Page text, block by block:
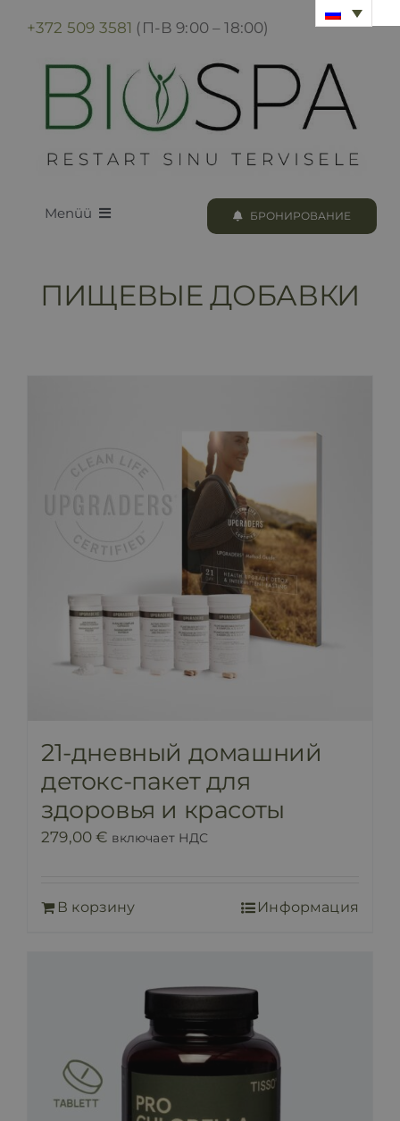
content
+372 509 3581 (П-В 9:00 – 18:00)
Menüü
КОНТАКТ
БРОНИРОВАНИЕ
ПИЩЕВЫЕ ДОБАВКИ
21-дневный домашний
детокс-пакет для
здоровья и красоты
279,00€ включает НДС
В корзину Информация